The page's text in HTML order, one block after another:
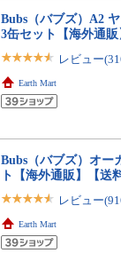
Bubs（バブズ）A2
3缶セット【海外通
レビュー
Earth Mart
Bubs（バブズ）オー
ト【海外通販】【送
レビュー
Earth Mart